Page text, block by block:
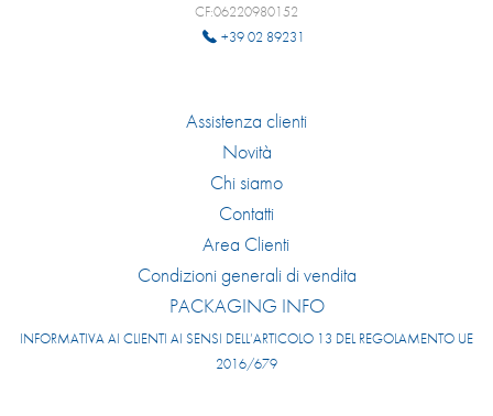
CF:06220980152
+39 02 89231
Assistenza clienti
Novità
Chi siamo
Contatti
Area Clienti
Condizioni generali di vendita
PACKAGING INFO
INFORMATIVA AI CLIENTI AI SENSI DELL’ARTICOLO 13 DEL REGOLAMENTO UE
2016/679